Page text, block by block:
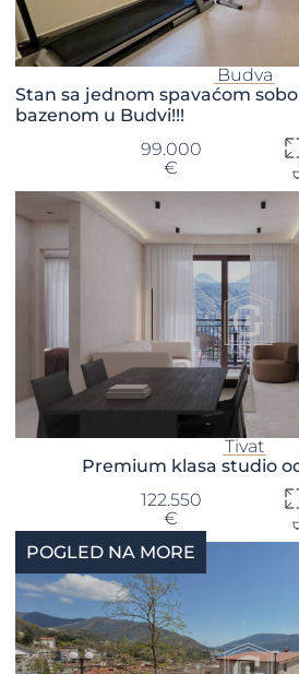
Budva
Stan sa jednom spavaćom
bazenom u Budvi!!!
99.000
€
Tivat
Premium klasa studio
122.550
€
POGLED NA MORE